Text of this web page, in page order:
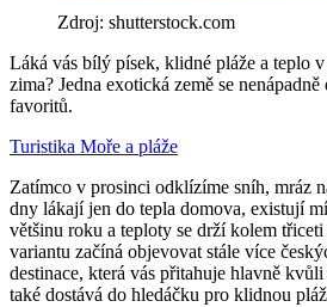
Zdroj: shutterstock.com
Láká vás bílý písek, klidné pláže a teplo
zima? Jedna exotická země se
favoritů.
Turistika Moře a pláže
Zatímco v prosinci odklízíme sníh, mráz
dny lákají jen do tepla domova, existují
většinu roku a teploty se drží kolem
variantu začíná objevovat stále více
destinace, která vás přitahuje hlavně
také dostává do hledáčku pro klidnou